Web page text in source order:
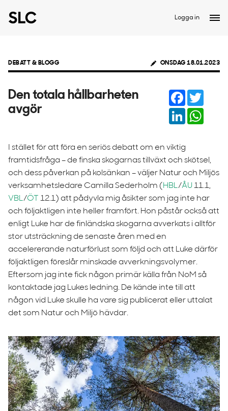
Logga in
DEBATT & BLOGG ONSDAG 18.01.2023
Den totala hållbarheten
avgör
Facebook
LinkedIn
I stället för att föra en seriös debatt om en viktig
framtidsfråga – de finska skogarnas tillväxt och skötsel,
och dess påverkan på kolsänkan – väljer Natur och Miljös
verksamhetsledare Camilla Sederholm ( HBL/ÅU11.1,
VBL/ÖT
12.1) att pådyvla mig åsikter som jag inte har
och följaktligen inte heller framfört. Hon påstår också att
enligt Luke har de finländska skogarna avverkats i alltför
stor utsträckning de senaste åren med en
accelererande naturförlust som följd och att Luke därför
följaktligen föreslår minskade avverkningsvolymer.
Eftersom jag inte fick någon primär källa från NoM så
kontaktade jag Lukes ledning. De kände inte till att
någon vid Luke skulle ha vare sig publicerat eller uttalat
det som Natur och Miljö hävdar.